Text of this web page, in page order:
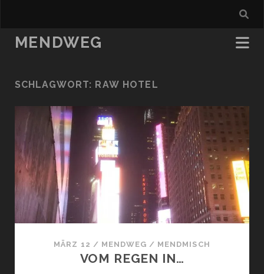
MENDWEG
SCHLAGWORT: RAW HOTEL
MÄRZ 12 / MENDWEG / MENDMISCH
VOM REGEN IN…